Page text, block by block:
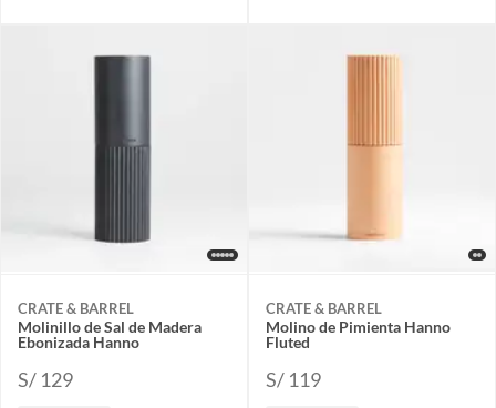
CRATE & BARREL
Molinillo de Sal de Madera
Ebonizada Hanno
S/ 129
CRATE & BARREL
Molino de Pimienta Hanno
Fluted
S/ 119